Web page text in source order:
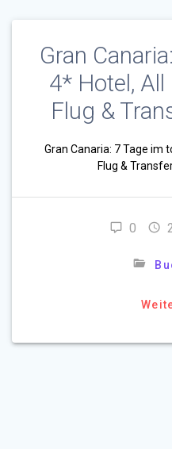
Gran
4* Hotel, All
Flug &
Gran Canaria: 7 Tage im
Flug &
0